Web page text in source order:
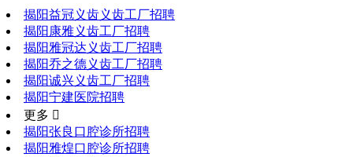
揭阳益冠义齿义齿工厂招聘
揭阳康雅义齿工厂招聘
揭阳雅冠达义齿工厂招聘
揭阳乔之德义齿工厂招聘
揭阳诚兴义齿工厂招聘
揭阳宁建医院招聘
更多 
揭阳张良口腔诊所招聘
揭阳雅煌口腔诊所招聘